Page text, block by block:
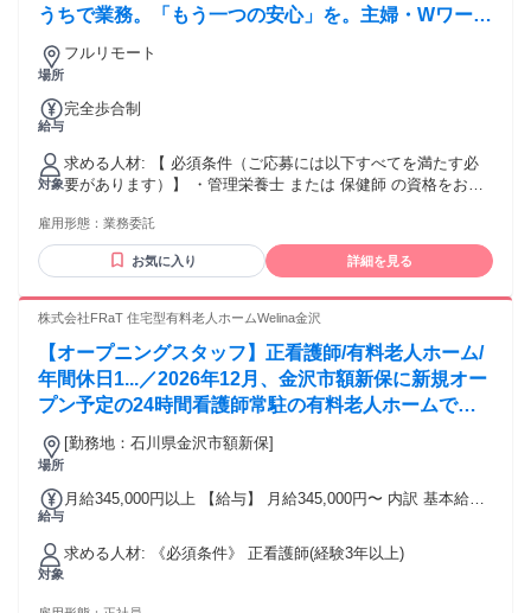
うちで業務。「もう一つの安心」を。主婦・Wワーカ
ー活躍中！「平日の日中だけ」「夕方以降の数時間だ
け」など、生活リズムに合わせた時間調整が可能で
応えのある収入に。充実のサポート体制で、安心の在
場所
フルリモート
給与
完全歩合制
対象
求める人材: 【 必須条件（ご応募には以下すべてを満たす必
要があります）】 ・管理栄養士 または 保健師 の資格をお持
書（管理栄養士、または保健師の免許証のコピー）の提出が
必要となります。事前のご準備をお願いいたします。 ・基本
的なPC操作が可能な方（簡単な入力操作、メール対応など）
意いただける方（通信速度10Mbps以上推奨） ・中長期的に継
す） ・特定保健指導に関する基礎知識・理解がある方（※実
務経験は問いません！） ・今年度のご応募は10月の業務説明
会までにご参加可能な方に限る ⚠️ご注意事項（Wワークにつ
いて） 他のお仕事（パート・アルバイト・フリーランス等）
とのWワークは大歓迎です！ （※対象者様からの急な連絡や
る方に限らせていただきます。） 【 こんな方にピッタリの求
ク」したい方 ・夕方17時以降や土日の「スキマ時間」を収入
雇用形態： 業務委託
お気に入り 詳細を見る
株式会社FRaT 住宅型有料老人ホームWelina金沢
【オープニングスタッフ】正看護師/有料老人ホーム/
年間休日1...／2026年12月、金沢市額新保に新規オー
プン予定の24時間看護師常駐の有料老人ホームで
す。一緒に作り上げていける仲間を募集中！
場所
[勤務地：石川県金沢市額新保]
給与
月給345,000円以上 【給与】 月給345,000円〜 内訳 基本給
円(1回10,000円) 資格手当 15,000円 日曜日手当 3,000円(3
回分） ※通勤手当・時間外手当別途 賞与 年2回 ※入社時期
* ピアスOK * ネイルOK * 副業OK 給与: * 昇給あり * お正
対象
求める人材: 《必須条件》 正看護師(経験3年以上)